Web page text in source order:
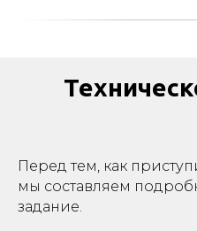
Перед тем, как
мы составляем
задание.